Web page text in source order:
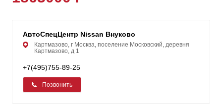
АвтоСпецЦентр Nissan Внуково
Картмазово, г Москва, поселение Московский, деревня
Картмазово, д 1
+7(495)755-89-25
Позвонить